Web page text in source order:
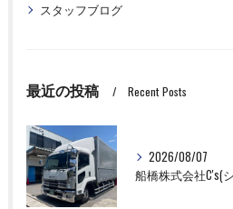
スタッフブログ
最近の投稿 Recent Posts
2026/08/07